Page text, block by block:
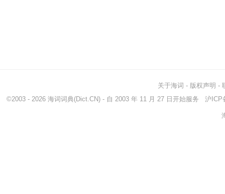
关于海词 - 版权声明 -
©2003 - 2026 海词词典(Dict.CN) - 自 2003 年 11 月 27 日开始服务 沪ICP